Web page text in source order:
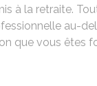
à la retraite.
au-
que vous êtes